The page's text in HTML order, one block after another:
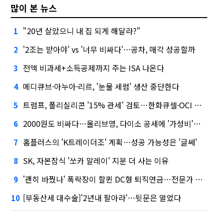
많이 본 뉴스
1 "20년 살았으니 내 집 되게 해달라?"
2 '2조는 받아야' vs '너무 비싸다'…공차, 매각 성공할까
3 전액 비과세+소득공제까지 주는 ISA 나온다
4 메디큐브·아누아·리르, '눈물 세럼' 생산 중단한다
5 트럼프, 폴리실리콘 '15% 관세' 검토…한화큐셀·OCI 영향은?
6 2000원도 비싸다…올리브영, 다이소 공세에 '가성비'로 맞불
7 홈플러스의 'K트레이더조' 계획…성공 가능성은 '글쎄'
8 SK, 자본잠식 '쏘카 말레이' 지분 더 사는 이유
9 '괜히 바꿨나' 폭락장이 할퀸 DC형 퇴직연금…전문가 조언은
10 [부동산세 대수술]'2년내 팔아라'…뒷문은 열었다